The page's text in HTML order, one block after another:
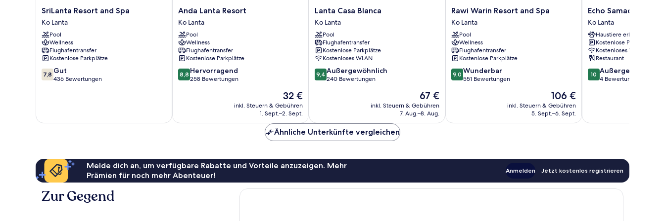
SriLanta
Resort
and
Spa
Ko
Lanta
SriLanta Resort and Spa
Ko Lanta
Pool
Wellness
Flughafentransfer
Kostenlose Parkplätze
7.8
von
7,8 Gut
436 Bewertungen
Anda
Lanta
Resort
Ko
Lanta
Anda Lanta Resort
Ko Lanta
Pool
Wellness
Flughafentransfer
Kostenlose Parkplätze
8.8
von
8,8 Hervorragend
258 Bewertungen
Der
Preis
beträgt
32 €
inkl. Steuern & Gebühren
1. Sept.–2. Sept.
Lanta
Casa
Blanca
Ko
Lanta
Lanta Casa Blanca
Ko Lanta
Pool
Flughafentransfer
Kostenlose Parkplätze
Kostenloses WLAN
9.4
von
9,4 Außergewöhnlich
240 Bewertungen
Der
Preis
beträgt
67 €
inkl. Steuern & Gebühren
7. Aug.–8. Aug.
Rawi
Warin
Resort
and
Spa
Ko
Lanta
Rawi Warin Resort and Spa
Ko Lanta
Pool
Wellness
Flughafentransfer
Kostenlose Parkplätze
9.0
von
9,0 Wunderbar
551 Bewertungen
Der
Preis
beträgt
106 €
inkl. Steuern & Gebühren
5. Sept.–6. Sept.
Echo
Samadhi
Ko
Lanta
Echo Samadhi
Ko Lanta
Haustiere erlaubt
Kostenlose Parkplätze
Kostenloses WLAN
Restaurant
10.0
von
10 Außergewöhnlich
4 Bewertungen
Ähnliche Unterkünfte vergleichen
Melde dich an, um verfügbare Rabatte und Vorteile anzuzeigen. Mehr
Prämien für noch mehr Abenteuer!
Anmelden Jetzt kostenlos registrieren
Zur Gegend